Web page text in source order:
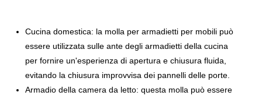
Cucina domestica: la molla per armadietti per mobili può
essere utilizzata sulle ante degli armadietti della cucina
per fornire un'esperienza di apertura e chiusura fluida,
evitando la chiusura improvvisa dei pannelli delle porte.
Armadio della camera da letto: questa molla può essere